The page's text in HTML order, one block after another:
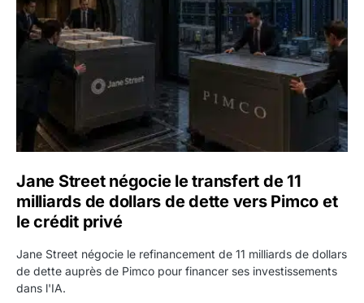
Jane Street négocie le transfert de 11
milliards de dollars de dette vers Pimco et
le crédit privé
Jane Street négocie le refinancement de 11 milliards de dollars
de dette auprès de Pimco pour financer ses investissements
dans l'IA.